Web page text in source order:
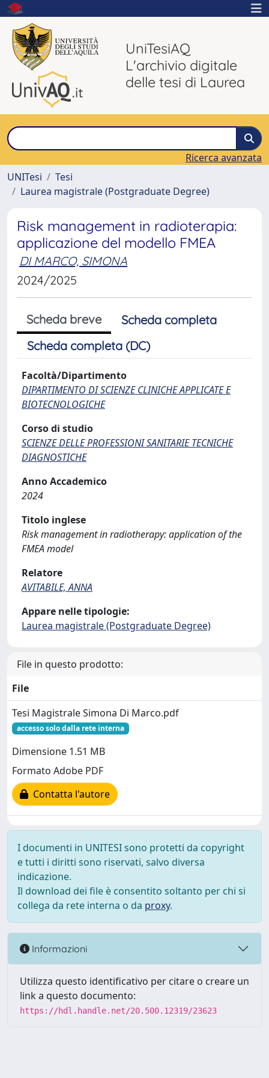
UniTesiAQ
L'archivio digitale
delle tesi di Laurea
Ricerca avanzata
UNITesi
Tesi
Laurea magistrale (Postgraduate Degree)
Risk management in radioterapia:
applicazione del modello FMEA
DI MARCO, SIMONA
2024/2025
Scheda breve
Scheda completa
Scheda completa (DC)
Facoltà/Dipartimento
DIPARTIMENTO DI SCIENZE CLINICHE APPLICATE E
BIOTECNOLOGICHE
Corso di studio
SCIENZE DELLE PROFESSIONI SANITARIE TECNICHE
DIAGNOSTICHE
Anno Accademico
2024
Titolo inglese
Risk management in radiotherapy: application of the
FMEA model
Relatore
AVITABILE, ANNA
Appare nelle tipologie:
Laurea magistrale (Postgraduate Degree)
File in questo prodotto:
File
Tesi Magistrale Simona Di Marco.pdf
accesso solo dalla rete interna
Dimensione 1.51 MB
Formato Adobe PDF
Contatta l'autore
I documenti in UNITESI sono protetti da copyright
e tutti i diritti sono riservati, salvo diversa
indicazione.
Il download dei file è consentito soltanto per chi si
collega da rete interna o da proxy.
Informazioni
Utilizza questo identificativo per citare o creare un
link a questo documento:
https://hdl.handle.net/20.500.12319/23623